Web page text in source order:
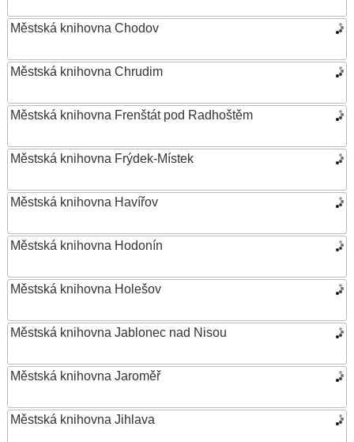
Městská knihovna Chodov
Městská knihovna Chrudim
Městská knihovna Frenštát pod Radhoštěm
Městská knihovna Frýdek-Místek
Městská knihovna Havířov
Městská knihovna Hodonín
Městská knihovna Holešov
Městská knihovna Jablonec nad Nisou
Městská knihovna Jaroměř
Městská knihovna Jihlava